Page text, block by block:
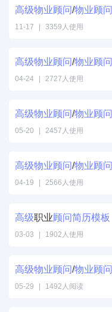
高级物业顾问/物业顾问
11-17 3359人使用
高级物业顾问/物业顾问
04-24 2727人使用
高级物业顾问/物业顾问
05-20 2457人使用
高级物业顾问/物业顾问
04-19 2566人使用
高级职业顾问简历模板
03-03 1902人使用
高级物业顾问/物业顾问
05-29 1492人阅读